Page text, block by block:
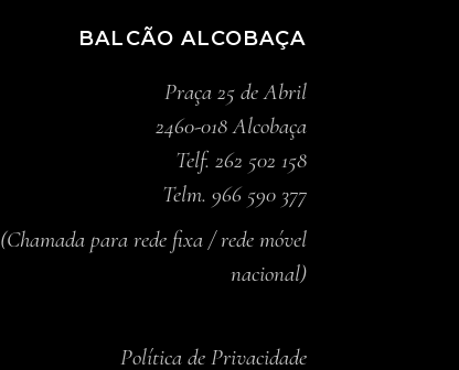
BALCÃO ALCOBAÇA
Praça 25 de Abril
2460-018 Alcobaça
Telf. 262 502 158
Telm. 966 590 377
(Chamada para rede fixa / rede móvel
nacional)
Política de Privacidade